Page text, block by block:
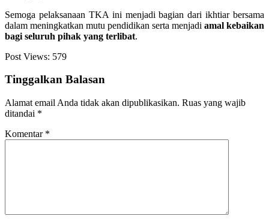
Semoga pelaksanaan TKA ini menjadi bagian dari ikhtiar bersama
dalam meningkatkan mutu pendidikan serta menjadi amal kebaikan
bagi seluruh pihak yang terlibat.
Post Views: 579
Tinggalkan Balasan
Alamat email Anda tidak akan dipublikasikan. Ruas yang wajib
ditandai *
Komentar *